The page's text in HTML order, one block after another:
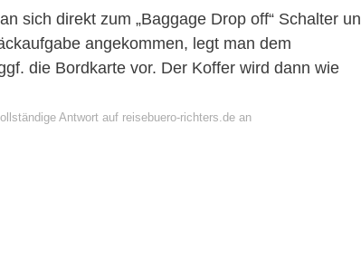
sich direkt zum „Baggage Drop off“ Schalter
angekommen, legt man dem
die Bordkarte vor. Der Koffer wird dann wie
Antwort auf reisebuero-richters.de an